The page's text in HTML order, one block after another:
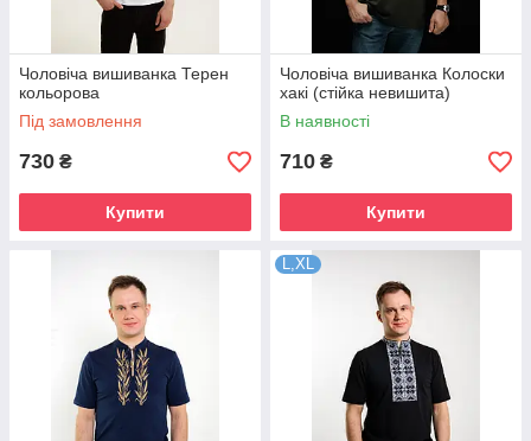
Чоловіча вишиванка Терен
кольорова
Під замовлення
730 ₴
Купити
Чоловіча вишиванка Колоски
хакі (стійка невишита)
В наявності
710 ₴
Купити
L,XL